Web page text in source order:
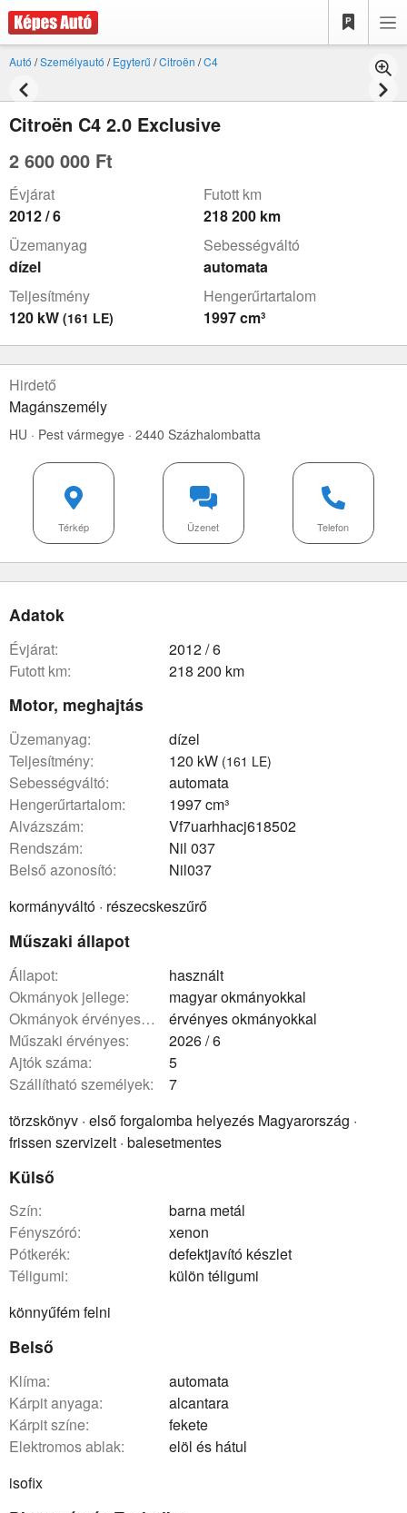
Autó /Személyautó /Egyterű /Citroën /C4
Citroën C4 2.0 Exclusive
2 600 000 Ft
Évjárat
2012 / 6
Futott km
218 200 km
Üzemanyag
dízel
Sebességváltó
automata
Teljesítmény
120 kW (161 LE)
Hengerűrtartalom
1997 cm³
Hirdető
Magánszemély
HU · Pest vármegye · 2440 Százhalombatta
Telefon
Üzenet
Térkép
Adatok
évjárat:
2012 / 6
futott km:
218 200 km
Motor, meghajtás
üzemanyag:
dízel
teljesítmény:
120 kW (161 LE)
sebességváltó:
automata
hengerűrtartalom:
1997 cm³
Alvázszám:
Vf7uarhhacj618502
rendszám:
Nil 037
belső azonosító:
Nil037
kormányváltó · részecskeszűrő
Műszaki állapot
állapot:
használt
okmányok jellege:
magyar okmányokkal
okmányok érvényessége:
érvényes okmányokkal
műszaki érvényes:
2026 / 6
ajtók száma:
5
szállítható személyek:
7
törzskönyv · első forgalomba helyezés Magyarország ·
frissen szervizelt · balesetmentes
Külső
szín:
barna metál
fényszóró:
xenon
pótkerék:
defektjavító készlet
téligumi:
külön téligumi
könnyűfém felni
Belső
klíma:
automata
kárpit anyaga:
alcantara
kárpit színe:
fekete
elektromos ablak:
elöl és hátul
isofix